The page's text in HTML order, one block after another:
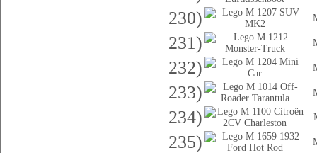
230)
231)
232)
233)
234)
235)